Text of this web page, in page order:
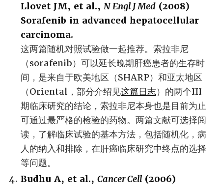
Llovet JM, et al., N Engl J Med (2008)
Sorafenib in advanced hepatocellular
carcinoma.
这两篇随机对照试验做一起推荐。索拉非尼
（sorafenib）可以延长晚期肝癌患者的生存时
间，是来自于欧美地区（SHARP）和亚太地区
（Oriental，部分介绍见这篇日志）的两个III
期临床研究的结论，索拉非尼本身也是目前为止
可通过最严格的检验的药物。两篇文献可选择阅
读，了解临床试验的基本方法，包括随机化，病
人的纳入和排除，在肝癌临床研究中终点的选择
等问题。
Budhu A, et al., Cancer Cell (2006)